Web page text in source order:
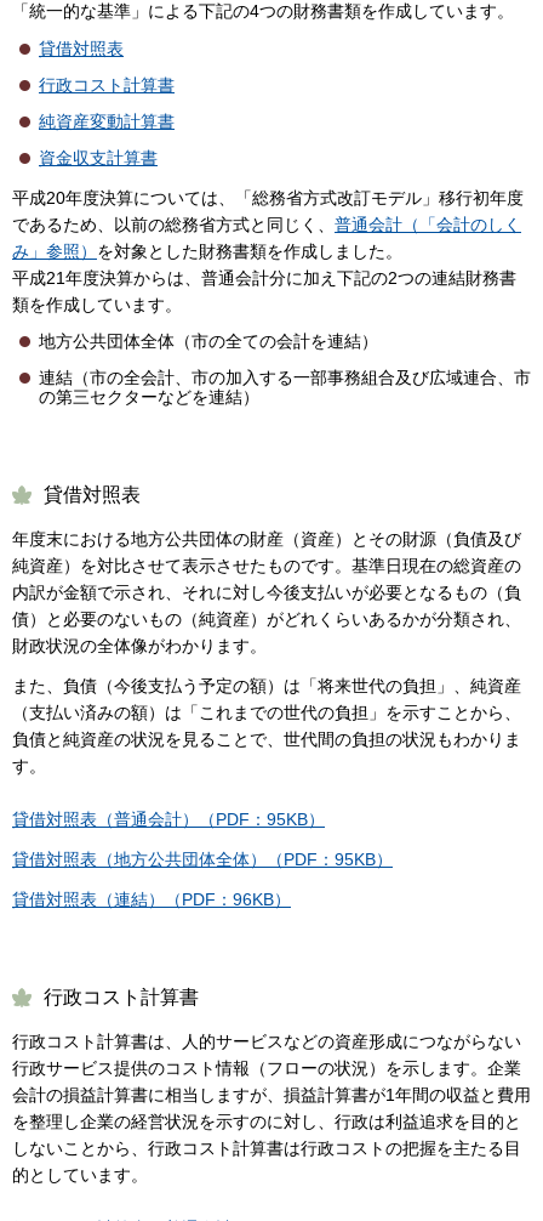
「統一的な基準」による下記の4つの財務書類を作成しています。
貸借対照表
行政コスト計算書
純資産変動計算書
資金収支計算書
平成20年度決算については、「総務省方式改訂モデル」移行初年度
であるため、以前の総務省方式と同じく、 普通会計（「会計のしく
み」参照） を対象とした財務書類を作成しました。
平成21年度決算からは、普通会計分に加え下記の2つの連結財務書
類を作成しています。
地方公共団体全体（市の全ての会計を連結）
連結（市の全会計、市の加入する一部事務組合及び広域連合、市
の第三セクターなどを連結）
貸借対照表
年度末における地方公共団体の財産（資産）とその財源（負債及び
純資産）を対比させて表示させたものです。基準日現在の総資産の
内訳が金額で示され、それに対し今後支払いが必要となるもの（負
債）と必要のないもの（純資産）がどれくらいあるかが分類され、
財政状況の全体像がわかります。
また、負債（今後支払う予定の額）は「将来世代の負担」、純資産
（支払い済みの額）は「これまでの世代の負担」を示すことから、
負債と純資産の状況を見ることで、世代間の負担の状況もわかりま
す。
貸借対照表（普通会計）（PDF：95KB）
貸借対照表（地方公共団体全体）（PDF：95KB）
貸借対照表（連結）（PDF：96KB）
行政コスト計算書
行政コスト計算書は、人的サービスなどの資産形成につながらない
行政サービス提供のコスト情報（フローの状況）を示します。企業
会計の損益計算書に相当しますが、損益計算書が1年間の収益と費用
を整理し企業の経営状況を示すのに対し、行政は利益追求を目的と
しないことから、行政コスト計算書は行政コストの把握を主たる目
的としています。